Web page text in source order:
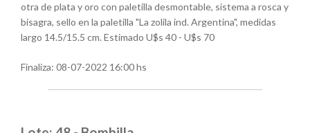
otra de plata y oro con paletilla desmontable, sistema a rosca y
bisagra, sello en la paletilla "La zolila ind. Argentina", medidas
largo 14.5/15.5 cm. Estimado U$s 40 - U$s 70
Finaliza: 08-07-2022 16:00 hs